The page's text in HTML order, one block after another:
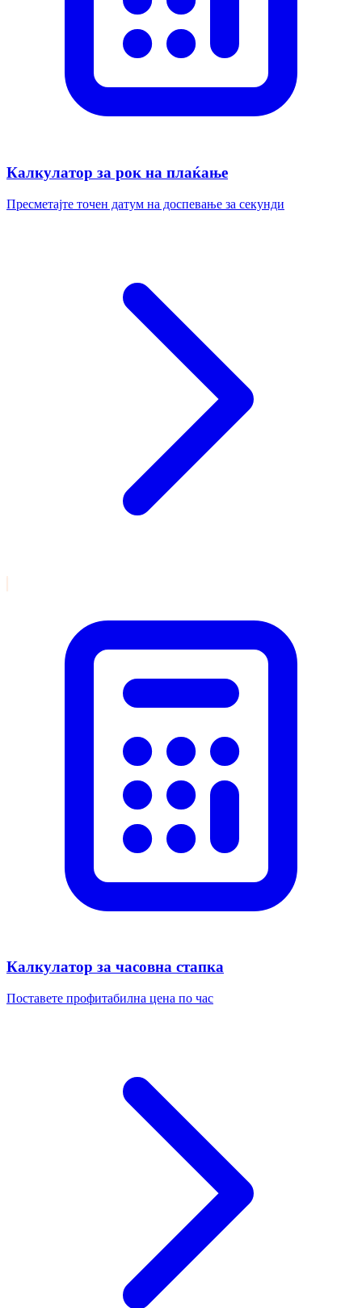
Калкулатор за рок на плаќање
Пресметајте точен датум на доспевање за секунди
Калкулатор за часовна стапка
Поставете профитабилна цена по час